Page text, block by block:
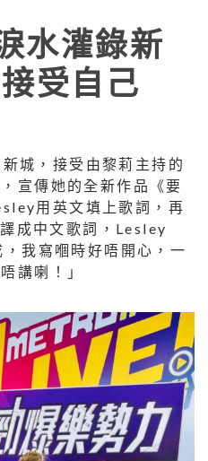
水灌錄新
受自己
城，接受由黎莉主持的
宣傳她的全新作品《要
用英文填上歌詞，再
成中文歌詞，Lesley
我寫嗰時好唔開心，一
講喇！」